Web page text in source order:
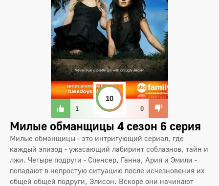
1
10
0
Милые обманщицы 4 сезон 6 серия
Милые обманщицы - это интригующий сериал, где
каждый эпизод - ужасающий лабиринт соблазнов, тайн и
лжи. Четыре подруги - Спенсер, Ганна, Ария и Эмили -
попадают в непростую ситуацию после исчезновения их
общей общей подруги, Элисон. Вскоре они начинают